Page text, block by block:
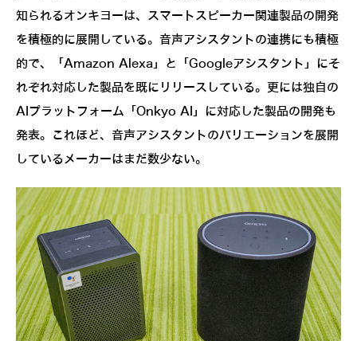
知られるオンキヨーは、スマートスピーカー関連製品の開発
を積極的に展開している。音声アシスタントの連携にも積極
的で、「Amazon Alexa」と「Googleアシスタント」にそ
れぞれ対応した製品を既にリリースしている。更には独自の
AIプラットフォーム「Onkyo AI」に対応した製品の開発も
発表。これほど、音声アシスタントのバリエーションを展開
しているメーカーはまだ数少ない。